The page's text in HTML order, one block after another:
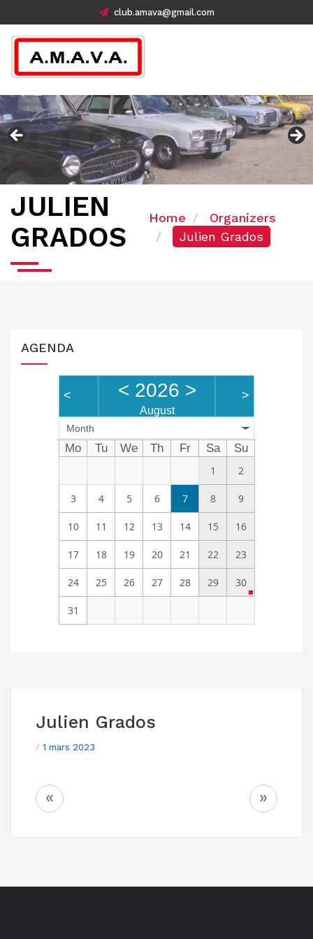
club.amava@gmail.com
JULIEN
GRADOS
Home
Organizers
Julien Grados
AGENDA
< < 2026 >
August
>
Month
Mo Tu We Th Fr Sa
Su
1
2
3 4 5 6 7 8 9
10 11 12 13 14 15 16
17 18 19 20 21 22 23
24 25 26 27 28 29 30
31
Julien Grados
/ 1 mars 2023
NAVIGATION
DE
« »